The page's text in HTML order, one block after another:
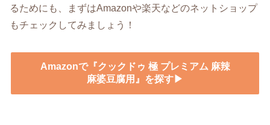
るためにも、まずはAmazonや楽天などのネットショップ
もチェックしてみましょう！
Amazonで『クックドゥ 極 プレミアム 麻辣
麻婆豆腐用』を探す▶